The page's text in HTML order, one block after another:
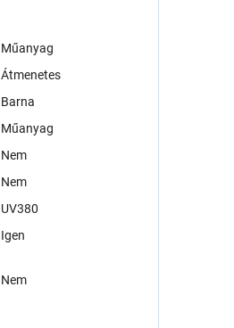
Műanyag
Átmenetes
Barna
Műanyag
Nem
Nem
UV380
Igen
Nem